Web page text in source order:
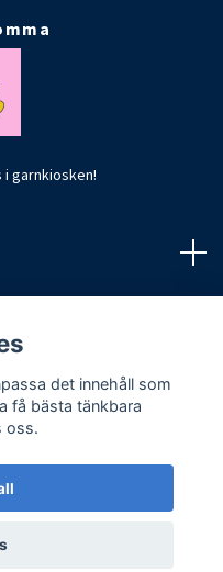
garnkiosken!
det innehåll som
få bästa tänkbara
oss.